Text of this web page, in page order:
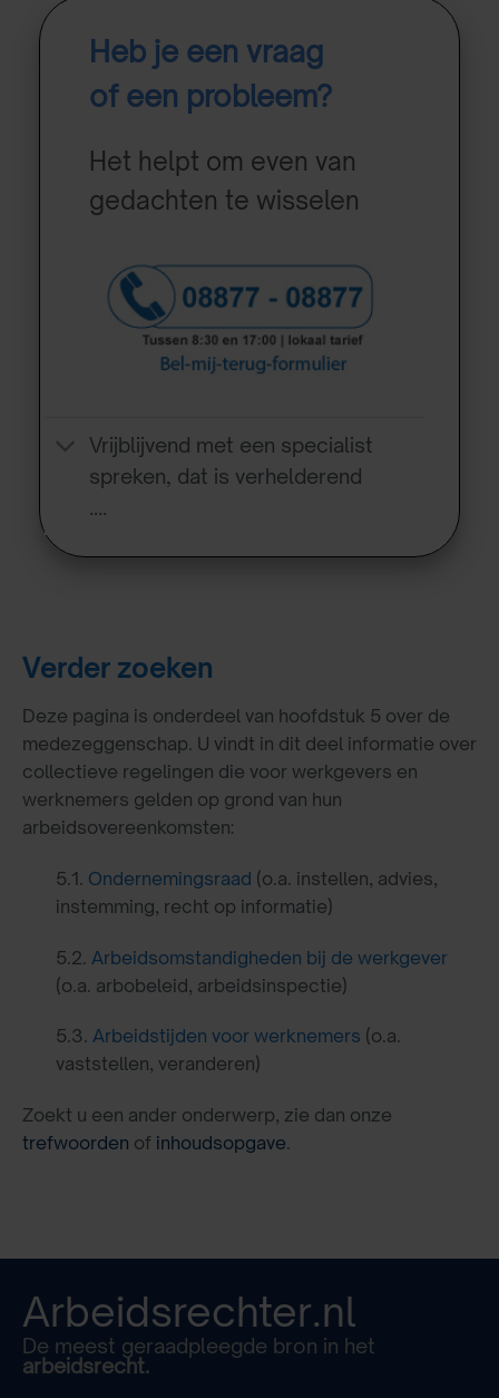
Heb je een vraag
of een probleem?
Het helpt om even van
gedachten te wisselen
Vrijblijvend met een specialist
spreken, dat is verhelderend
….
Verder zoeken
Deze pagina is onderdeel van hoofdstuk 5 over de
medezeggenschap. U vindt in dit deel informatie over
collectieve regelingen die voor werkgevers en
werknemers gelden op grond van hun
arbeidsovereenkomsten:
5.1. Ondernemingsraad (o.a. instellen, advies,
instemming, recht op informatie)
5.2. Arbeidsomstandigheden bij de werkgever
(o.a. arbobeleid, arbeidsinspectie)
5.3. Arbeidstijden voor werknemers (o.a.
vaststellen, veranderen)
Zoekt u een ander onderwerp, zie dan onze
trefwoorden of inhoudsopgave.
Arbeidsrechter.nl
De meest geraadpleegde bron in het
arbeidsrecht.